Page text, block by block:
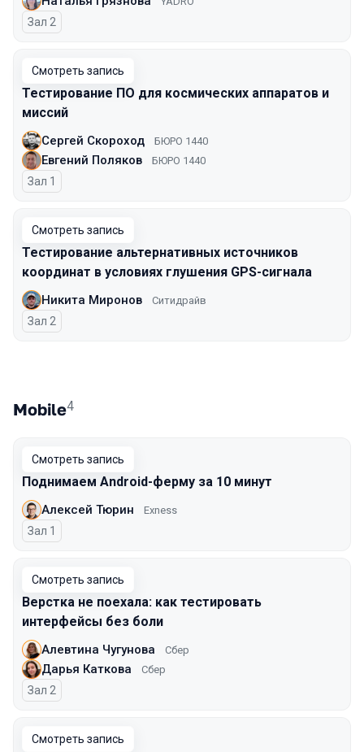
Зал 2
Смотреть запись
Тестирование ПО для космических аппаратов и
миссий
Сергей Скороход БЮРО 1440
Евгений Поляков БЮРО 1440
Зал 1
Смотреть запись
Тестирование альтернативных источников
координат в условиях глушения GPS-сигнала
Никита Миронов Ситидрайв
Зал 2
Mobile4
Смотреть запись
Поднимаем Android-ферму за 10 минут
Алексей Тюрин Exness
Зал 1
Смотреть запись
Верстка не поехала: как тестировать
интерфейсы без боли
Алевтина Чугунова Сбер
Дарья Каткова Сбер
Зал 2
Смотреть запись